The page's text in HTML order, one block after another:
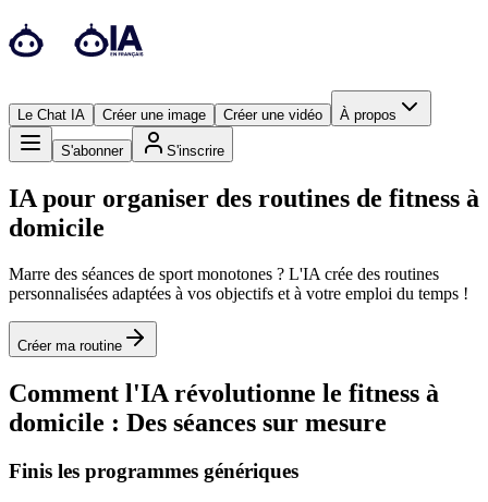
Le Chat IA Créer une image Créer une vidéo À propos
S'abonner S'inscrire
IA pour organiser des routines de fitness à
domicile
Marre des séances de sport monotones ? L'IA crée des routines
personnalisées adaptées à vos objectifs et à votre emploi du temps !
Créer ma routine
Comment l'IA révolutionne le fitness à
domicile : Des séances sur mesure
Finis les programmes génériques